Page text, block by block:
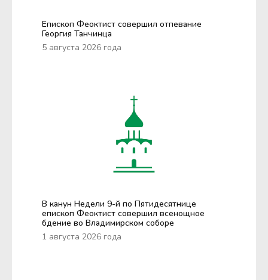
Епископ Феоктист совершил отпевание
Георгия Танчинца
5 августа 2026 года
В канун Недели 9-й по Пятидесятнице
епископ Феоктист совершил всенощное
бдение во Владимирском соборе
1 августа 2026 года